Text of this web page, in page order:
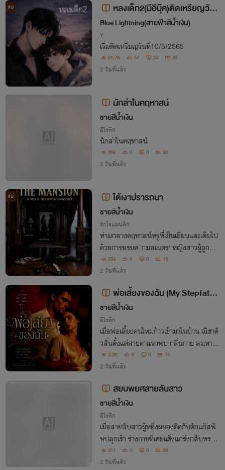
จบ
หลงเด็ก2(มีอีบุ๊​ค)​ติดเหรียญ​วันที่
10/5/65
Blue Lightning​(สายฟ้าสีน้ำเงิน)
Y
เริ่มติดเหรียญ​วันที่10/5/2565
31.7K 57 24 29
2 วันที่แล้ว
นักล่าในคฤหาสน์
ชายสีน้ำเงิน
อีโรติก
นักล่าในคฤหาสน์
356 0 0 22
2 วันที่แล้ว
จบ ใต้เงาปรารถนา
ชายสีน้ำเงิน
รักโรแมนติก
ท่ามกลางคฤหาสน์หรูที่เย็นเยียบและเต็มไป
ด้วยการทรยศ 'กมลเนตร' หญิงสาวผู้ถูกทอ
ดทิ้งได้พบกับ 'แทน' คนสวนผู้เงียบขรึม ท่า
มกลางพายุแห่งการล่มสลาย เส้นกั้นชนชั้น
กลับเลือนหายกลายเป็นความรัก
234 0 0 15
2 วันที่แล้ว
พ่อเลี้ยงของฉัน (My Stepfathe
r) [NC20+]
ชายสีน้ำเงิน
อีโรติก
เมื่อพ่อเลี้ยงคนใหม่ก้าวเข้ามาในบ้าน ณิชาตั
วสั่นตั้งแต่สายตาแรกพบ กลิ่นกาย ลมหายใ
จ และฝ่ามืออุ่นใต้เสื้อ ทำให้เธอกลั้นความอ
ยากไม่อยู่ แม่ไม่อยู่ และทุกสัมผัสกำลังเผาไ
2.2K 0 0 15
2 วันที่แล้ว
สยบพยศสายลับสาว
ชายสีน้ำเงิน
อีโรติก
เมื่อสายลับสาวผู้หยิ่งผยองติดกับดักแก๊สพิ
ษปลุกเร้า ร่างกายที่เคยแข็งแกร่งกลับทรยศ
ยอมสยบราบคาบใต้ร่างจอมวายร้าย กลายเ
ป็นทาสราคะชั่วนิรันดร์!
311 0 0 28
2 วันที่แล้ว